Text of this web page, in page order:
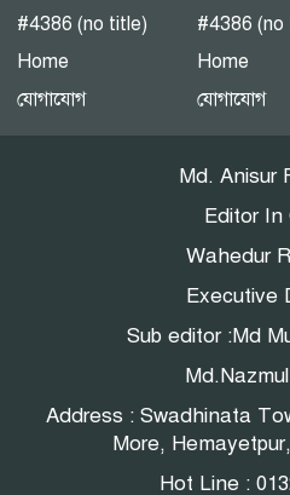
জনসভা।
‘কাউকে
—
#4386 (no title)
Home
যোগাযোগ
#4386 (no
Home
যোগাযোগ
Md. Anisur
Editor In
Wahedur
Executive
Sub editor :Md
Address : Swadhinata
More,
Hot Line :